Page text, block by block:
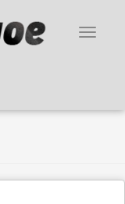
Toggle